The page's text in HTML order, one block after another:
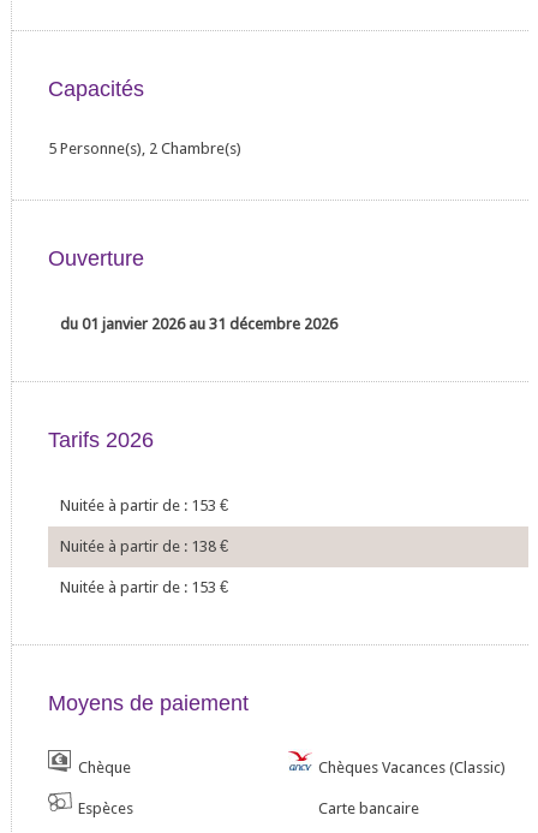
Capacités
5 Personne(s), 2 Chambre(s)
Ouverture
du 01 janvier 2026 au 31 décembre 2026
Tarifs 2026
Nuitée à partir de : 153 €
Nuitée à partir de : 138 €
Nuitée à partir de : 153 €
Moyens de paiement
Chèque Chèques Vacances (Classic)
Espèces Carte bancaire